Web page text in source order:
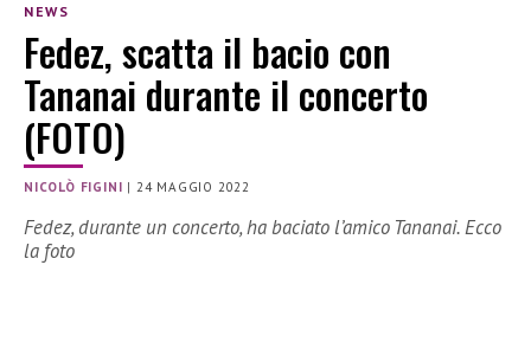
NEWS
Fedez, scatta il bacio con
Tananai durante il concerto
(FOTO)
NICOLÒ FIGINI | 24 MAGGIO 2022
Fedez, durante un concerto, ha baciato l’amico Tananai. Ecco
la foto